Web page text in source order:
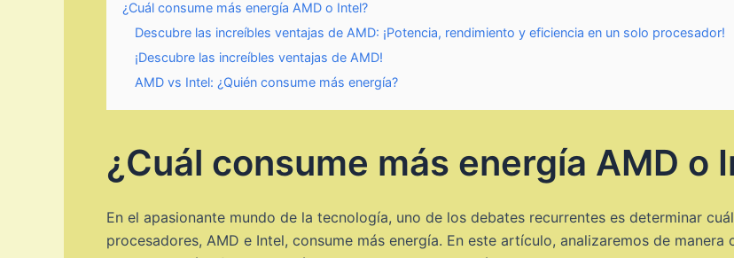
¿Cuál consume más energía AMD o Intel?
Descubre las increíbles ventajas de AMD: ¡Potencia, rendimiento y eficiencia en un solo procesador!
¡Descubre las increíbles ventajas de AMD!
AMD vs Intel: ¿Quién consume más energía?
¿Cuál consume más energía AMD o
En el apasionante mundo de la tecnología, uno de los debates recurrentes es determinar
procesadores, AMD e Intel, consume más energía. En este artículo, analizaremos de